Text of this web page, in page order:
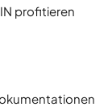
profitieren